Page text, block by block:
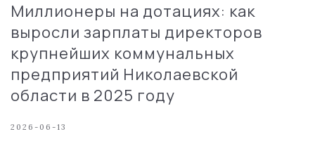
Миллионеры на дотациях: как
выросли зарплаты директоров
крупнейших коммунальных
предприятий Николаевской
области в 2025 году
2026-06-13